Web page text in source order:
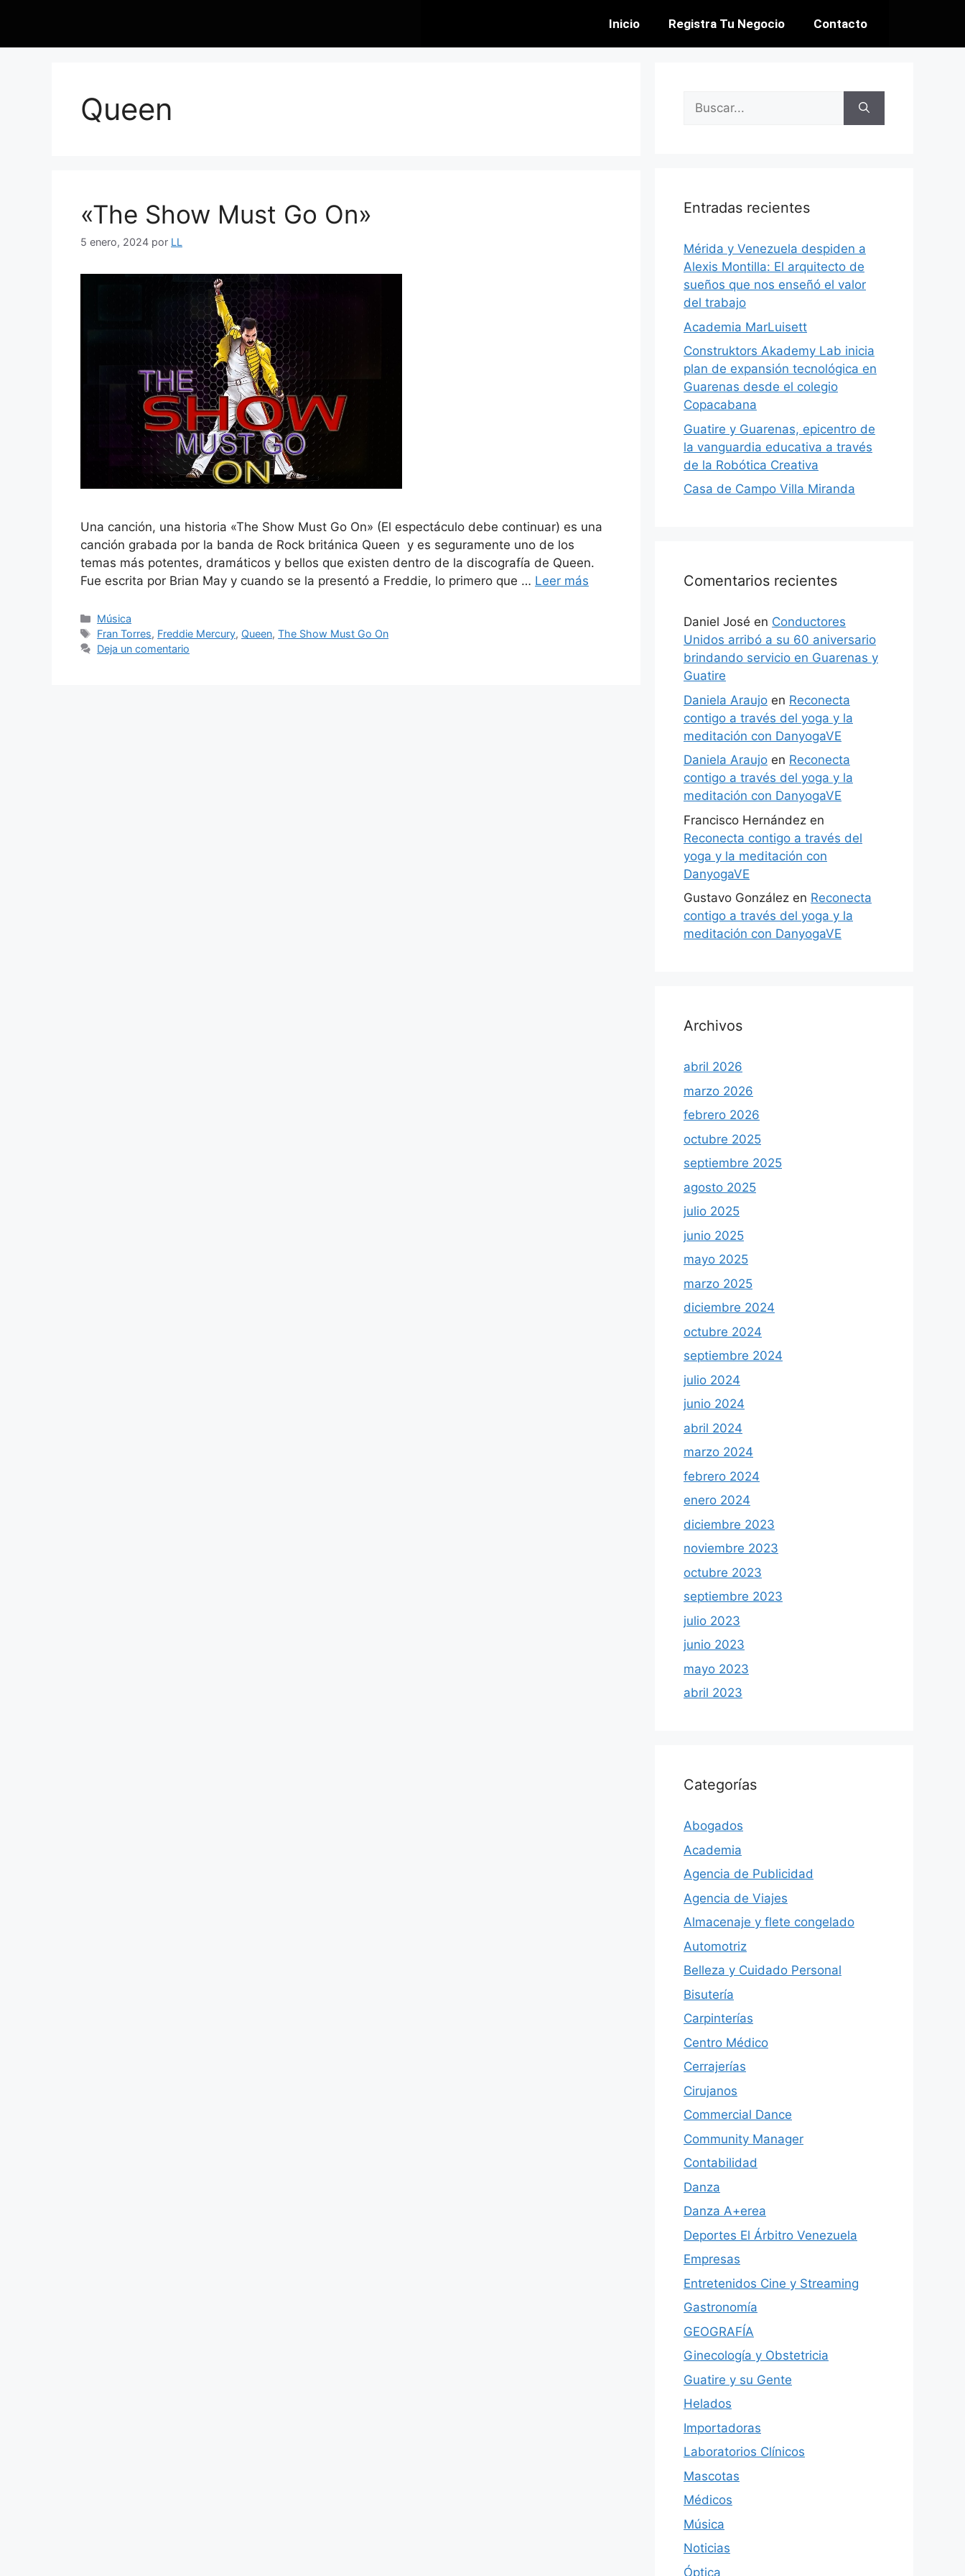
Inicio Registra Tu Negocio Contacto
Queen
«The Show Must Go On»
5 enero, 2024 por LL
Una canción, una historia «The Show Must Go On» (El espectáculo debe continuar) es una
canción grabada por la banda de Rock británica Queen y es seguramente uno de los
temas más potentes, dramáticos y bellos que existen dentro de la discografía de Queen.
Fue escrita por Brian May y cuando se la presentó a Freddie, lo primero que … Leer más
Música
Fran Torres, Freddie Mercury, Queen,The Show Must Go On
Deja un comentario
Entradas recientes
​Mérida y Venezuela despiden a
Alexis Montilla: El arquitecto de
sueños que nos enseñó el valor
del trabajo
Academia MarLuisett
Construktors Akademy Lab inicia
plan de expansión tecnológica en
Guarenas desde el colegio
Copacabana
Guatire y Guarenas, epicentro de
la vanguardia educativa a través
de la Robótica Creativa
Casa de Campo Villa Miranda
Comentarios recientes
Daniel José en Conductores
Unidos arribó a su 60 aniversario
brindando servicio en Guarenas y
Guatire
Daniela Araujo en Reconecta
contigo a través del yoga y la
meditación con DanyogaVE
Daniela Araujo en Reconecta
contigo a través del yoga y la
meditación con DanyogaVE
Francisco Hernández en
Reconecta contigo a través del
yoga y la meditación con
DanyogaVE
Gustavo González en Reconecta
contigo a través del yoga y la
meditación con DanyogaVE
Archivos
abril 2026
marzo 2026
febrero 2026
octubre 2025
septiembre 2025
agosto 2025
julio 2025
junio 2025
mayo 2025
marzo 2025
diciembre 2024
octubre 2024
septiembre 2024
julio 2024
junio 2024
abril 2024
marzo 2024
febrero 2024
enero 2024
diciembre 2023
noviembre 2023
octubre 2023
septiembre 2023
julio 2023
junio 2023
mayo 2023
abril 2023
Categorías
Abogados
Academia
Agencia de Publicidad
Agencia de Viajes
Almacenaje y flete congelado
Automotriz
Belleza y Cuidado Personal
Bisutería
Carpinterías
Centro Médico
Cerrajerías
Cirujanos
Commercial Dance
Community Manager
Contabilidad
Danza
Danza A+erea
Deportes El Árbitro Venezuela
Empresas
Entretenidos Cine y Streaming
Gastronomía
GEOGRAFÍA
Ginecología y Obstetricia
Guatire y su Gente
Helados
Importadoras
Laboratorios Clínicos
Mascotas
Médicos
Música
Noticias
Óptica